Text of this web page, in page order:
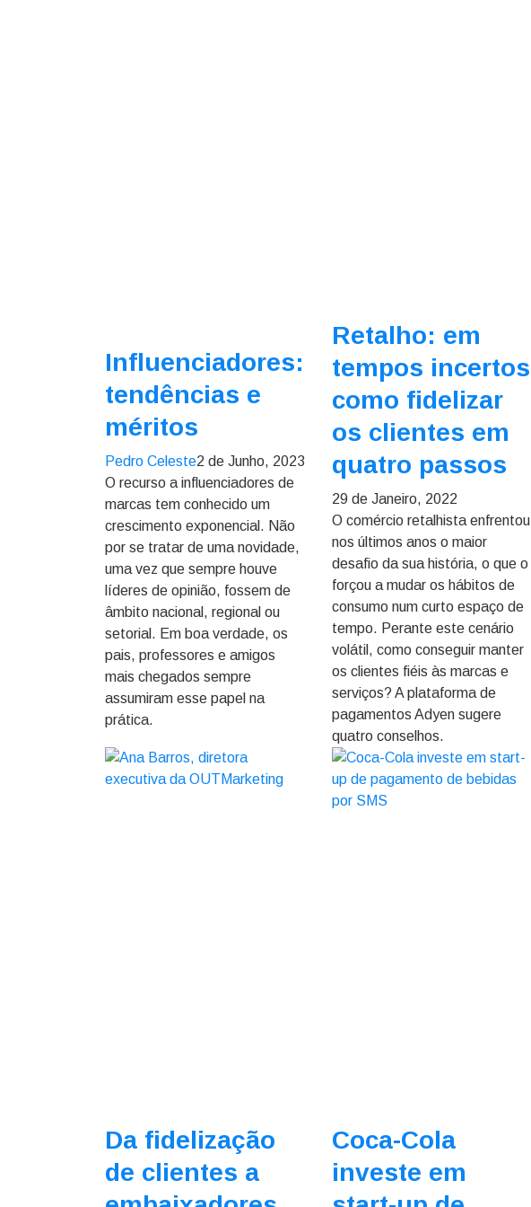
Influenciadores:
tendências e
méritos
Pedro Celeste2 de Junho, 2023
O recurso a influenciadores de
marcas tem conhecido um
crescimento exponencial. Não
por se tratar de uma novidade,
uma vez que sempre houve
líderes de opinião, fossem de
âmbito nacional, regional ou
setorial. Em boa verdade, os
pais, professores e amigos
mais chegados sempre
assumiram esse papel na
prática.
Retalho: em
tempos incertos
como fidelizar
os clientes em
quatro passos
29 de Janeiro, 2022
O comércio retalhista enfrentou
nos últimos anos o maior
desafio da sua história, o que o
forçou a mudar os hábitos de
consumo num curto espaço de
tempo. Perante este cenário
volátil, como conseguir manter
os clientes fiéis às marcas e
serviços? A plataforma de
pagamentos Adyen sugere
quatro conselhos.
Da fidelização
de clientes a
Coca-Cola
investe em